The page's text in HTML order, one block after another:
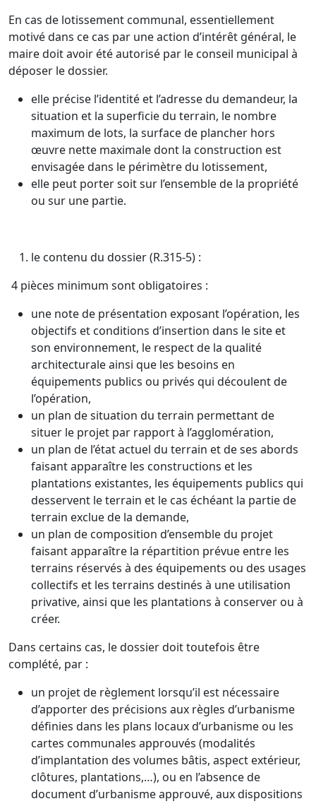
En cas de lotissement communal, essentiellement
motivé dans ce cas par une action d’intérêt général, le
maire doit avoir été autorisé par le conseil municipal à
déposer le dossier.
elle précise l’identité et l’adresse du demandeur, la
situation et la superficie du terrain, le nombre
maximum de lots, la surface de plancher hors
œuvre nette maximale dont la construction est
envisagée dans le périmètre du lotissement,
elle peut porter soit sur l’ensemble de la propriété
ou sur une partie.
le contenu du dossier (R.315-5) :
4 pièces minimum sont obligatoires :
une note de présentation exposant l’opération, les
objectifs et conditions d’insertion dans le site et
son environnement, le respect de la qualité
architecturale ainsi que les besoins en
équipements publics ou privés qui découlent de
l’opération,
un plan de situation du terrain permettant de
situer le projet par rapport à l’agglomération,
un plan de l’état actuel du terrain et de ses abords
faisant apparaître les constructions et les
plantations existantes, les équipements publics qui
desservent le terrain et le cas échéant la partie de
terrain exclue de la demande,
un plan de composition d’ensemble du projet
faisant apparaître la répartition prévue entre les
terrains réservés à des équipements ou des usages
collectifs et les terrains destinés à une utilisation
privative, ainsi que les plantations à conserver ou à
créer.
Dans certains cas, le dossier doit toutefois être
complété, par :
un projet de règlement lorsqu’il est nécessaire
d’apporter des précisions aux règles d’urbanisme
définies dans les plans locaux d’urbanisme ou les
cartes communales approuvés (modalités
d’implantation des volumes bâtis, aspect extérieur,
clôtures, plantations,…), ou en l’absence de
document d’urbanisme approuvé, aux dispositions